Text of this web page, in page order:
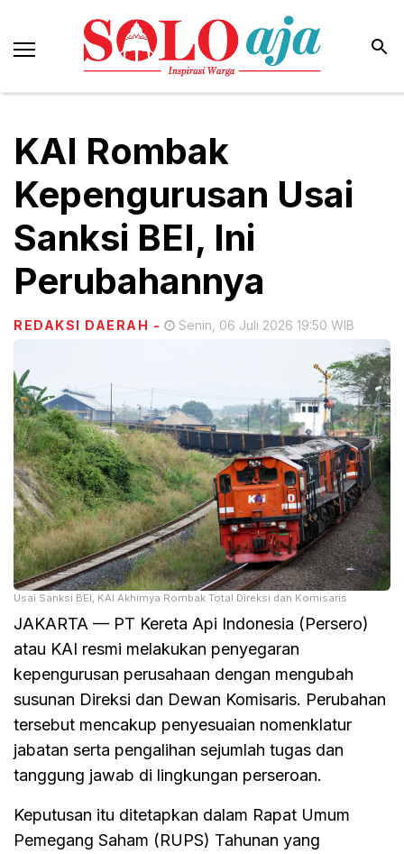
KAI Rombak
Kepengurusan Usai
Sanksi BEI, Ini
Perubahannya
REDAKSI DAERAH - Senin, 06 Juli 2026 19:50 WIB
Usai Sanksi BEI, KAI Akhirnya Rombak Total Direksi dan Komisaris
JAKARTA — PT Kereta Api Indonesia (Persero)
atau KAI resmi melakukan penyegaran
kepengurusan perusahaan dengan mengubah
susunan Direksi dan Dewan Komisaris. Perubahan
tersebut mencakup penyesuaian nomenklatur
jabatan serta pengalihan sejumlah tugas dan
tanggung jawab di lingkungan perseroan.
Keputusan itu ditetapkan dalam Rapat Umum
Pemegang Saham (RUPS) Tahunan yang